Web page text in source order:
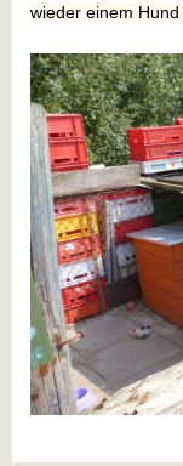
wieder einem